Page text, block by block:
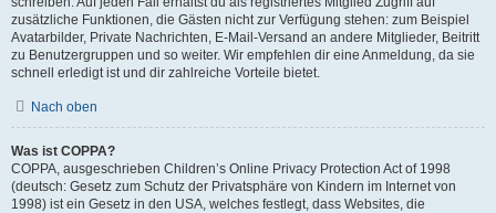
zusätzliche Funktionen, die Gästen nicht zur Verfügung stehen: zum Beispiel
Avatarbilder, Private Nachrichten, E-Mail-Versand an andere Mitglieder, Beitritt
zu Benutzergruppen und so weiter. Wir empfehlen dir eine Anmeldung, da sie
schnell erledigt ist und dir zahlreiche Vorteile bietet.
Nach oben
Was ist COPPA?
COPPA, ausgeschrieben Children’s Online Privacy Protection Act of 1998
(deutsch: Gesetz zum Schutz der Privatsphäre von Kindern im Internet von
1998) ist ein Gesetz in den USA, welches festlegt, dass Websites, die